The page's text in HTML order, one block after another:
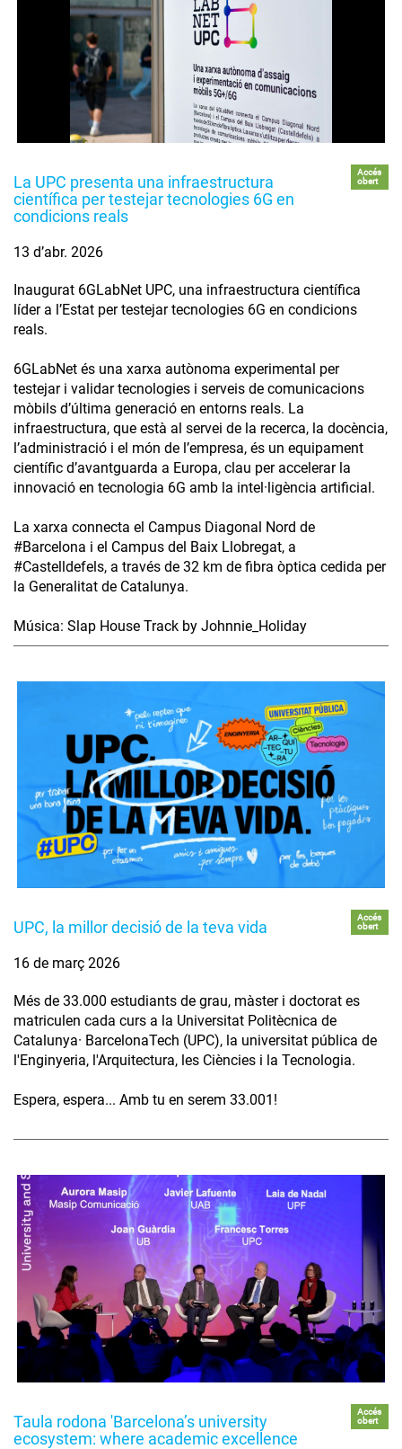
La UPC presenta una infraestructura
científica per testejar tecnologies 6G en
condicions reals
Accés
obert
13 d’abr. 2026
Inaugurat 6GLabNet UPC, una infraestructura científica
líder a l’Estat per testejar tecnologies 6G en condicions
reals.
6GLabNet és una xarxa autònoma experimental per
testejar i validar tecnologies i serveis de comunicacions
mòbils d’última generació en entorns reals. La
infraestructura, que està al servei de la recerca, la docència,
l’administració i el món de l’empresa, és un equipament
científic d’avantguarda a Europa, clau per accelerar la
innovació en tecnologia 6G amb la intel·ligència artificial.
La xarxa connecta el Campus Diagonal Nord de
#Barcelona i el Campus del Baix Llobregat, a
#Castelldefels, a través de 32 km de fibra òptica cedida per
la Generalitat de Catalunya.
Música: Slap House Track by Johnnie_Holiday
UPC, la millor decisió de la teva vida
Accés
obert
16 de març 2026
Més de 33.000 estudiants de grau, màster i doctorat es
matriculen cada curs a la Universitat Politècnica de
Catalunya· BarcelonaTech (UPC), la universitat pública de
l'Enginyeria, l'Arquitectura, les Ciències i la Tecnologia.
Espera, espera... Amb tu en serem 33.001!
Taula rodona 'Barcelona’s university
ecosystem: where academic excellence
Accés
obert